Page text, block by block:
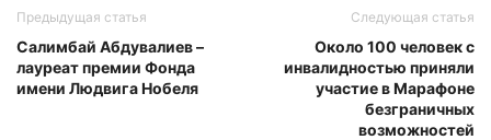
Предыдущая статья
Салимбай Абдувалиев –
лауреат премии Фонда
имени Людвига Нобеля
Следующая статья
Около 100 человек с
инвалидностью приняли
участие в Марафоне
безграничных
возможностей